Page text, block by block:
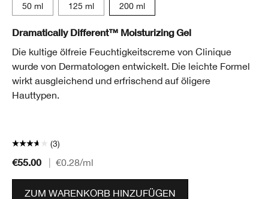
50 ml 125 ml 200 ml
Dramatically Different™ Moisturizing Gel
Die kultige ölfreie Feuchtigkeitscreme von Clinique
wurde von Dermatologen entwickelt. Die leichte Formel
wirkt ausgleichend und erfrischend auf öligere
Hauttypen.
(3)
€55.00 €0.28/ml
ZUM WARENKORB HINZUFÜGEN